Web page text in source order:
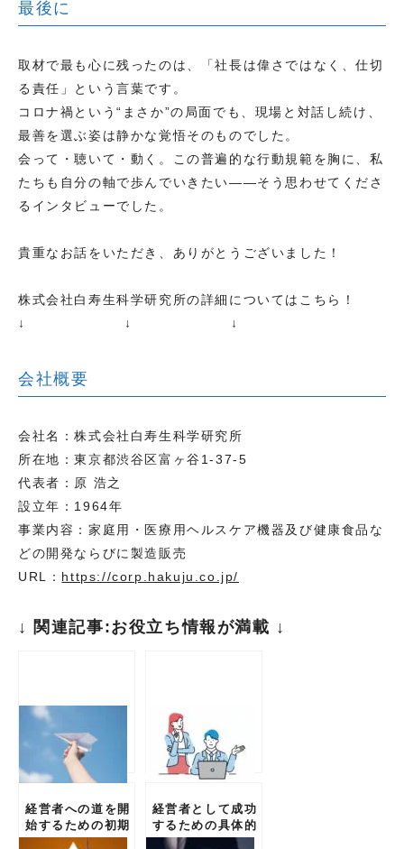
最後に
取材で最も心に残ったのは、「社長は偉さではなく、仕切
る責任」という言葉です。
コロナ禍という“まさか”の局面でも、現場と対話し続け、
最善を選ぶ姿は静かな覚悟そのものでした。
会って・聴いて・動く。この普遍的な行動規範を胸に、私
たちも自分の軸で歩んでいきたい——そう思わせてくださ
るインタビューでした。
貴重なお話をいただき、ありがとうございました！
株式会社白寿生科学研究所の詳細についてはこちら！
↓ ↓ ↓
会社概要
会社名：株式会社白寿生科学研究所
所在地：東京都渋⾕区富ヶ⾕1-37-5
代表者：原 浩之
設立年：1964年
事業内容：家庭用・医療用ヘルスケア機器及び健康食品な
どの開発ならびに製造販売
URL： https://corp.hakuju.co.jp/
↓ 関連記事:お役立ち情報が満載 ↓
経営者への道を開
始するための初期
準備と必要な行動
経営者として成功
するための具体的
ステップ